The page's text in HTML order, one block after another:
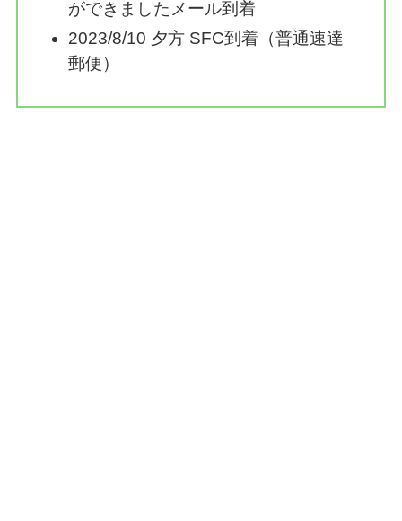
ができましたメール到着
2023/8/10 夕方 SFC到着（普通速達
郵便）